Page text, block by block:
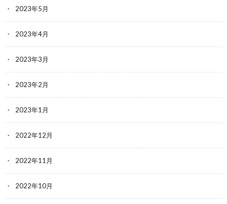
2023年5月
2023年4月
2023年3月
2023年2月
2023年1月
2022年12月
2022年11月
2022年10月